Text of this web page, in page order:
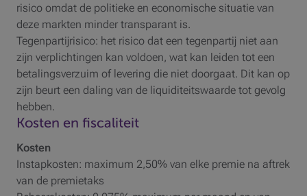
risico omdat de politieke en economische situatie van
deze markten minder transparant is.
Tegenpartijrisico: het risico dat een tegenpartij niet aan
zijn verplichtingen kan voldoen, wat kan leiden tot een
betalingsverzuim of levering die niet doorgaat. Dit kan op
zijn beurt een daling van de liquiditeitswaarde tot gevolg
hebben.
Kosten en fiscaliteit
Kosten
Instapkosten: maximum 2,50% van elke premie na aftrek
van de premietaks